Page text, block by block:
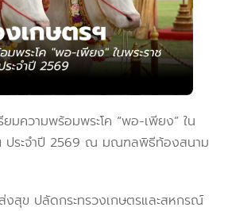
ยมความพร้อมพระโค “พอ-เพียง” ใน
ประจำปี 2569 ณ มณฑลพิธีท้องสนาม
งสุข ปลัดกระทรวงเกษตรและสหกรณ์